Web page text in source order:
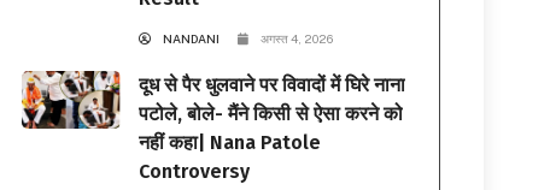
NANDANI अगस्त 4, 2026
दूध से पैर धुलवाने पर विवादों में घिरे नाना
पटोले, बोले- मैंने किसी से ऐसा करने को
नहीं कहा| Nana Patole
Controversy